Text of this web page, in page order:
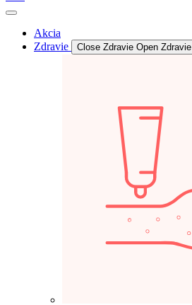
Akcia
Zdravie
Close Zdravie Open Zdravie